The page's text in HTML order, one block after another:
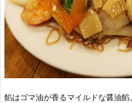
餡はゴマ油が香るマイルドな醤油